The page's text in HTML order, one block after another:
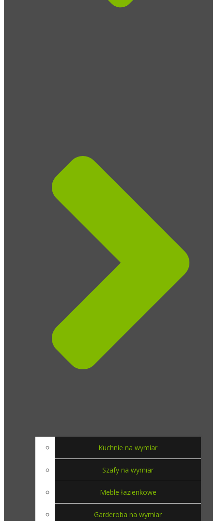
Kuchnie na wymiar
Szafy na wymiar
Meble łazienkowe
Garderoba na wymiar